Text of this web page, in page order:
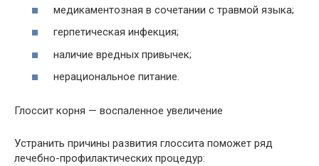
медикаментозная в сочетании с травмой языка;
герпетическая инфекция;
наличие вредных привычек;
нерациональное питание.
Глоссит корня — воспаленное увеличение
Устранить причины развития глоссита поможет ряд
лечебно-профилактических процедур: